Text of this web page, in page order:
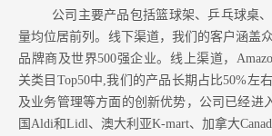
公司主要产品包括篮球架、乒乓球桌
量均位居前列。 线下渠道，我们的客户涵盖
品牌商及世界500强企业。 线上渠道，
关类目Top50中,我们的产品长期占比50%左
及业务管理等方面的创新优势，公司已经进
国Aldi和Lidl、澳大利亚K-mart、加拿大